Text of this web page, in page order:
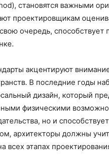
становятся важными
проектировщикам
очередь,
акцентируют
В последние годы
дизайн, который
физическими
но и
архитекторы должны
всех этапах